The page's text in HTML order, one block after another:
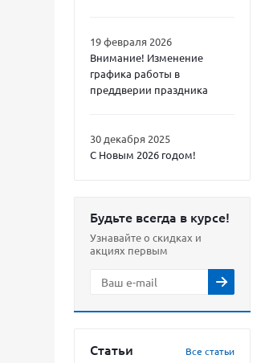
19 февраля 2026
Внимание! Изменение
графика работы в
преддверии праздника
30 декабря 2025
С Новым 2026 годом!
Будьте всегда в курсе!
Узнавайте о скидках и
акциях первым
Статьи Все статьи